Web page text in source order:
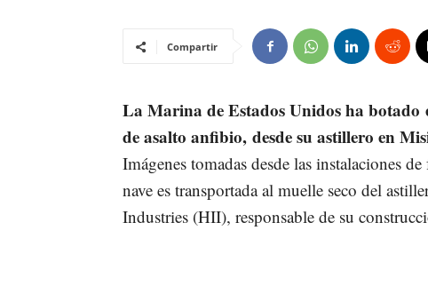
Compartir
La Marina de Estados Unidos ha
de asalto anfibio, desde su astillero en
Imágenes tomadas desde las instalaciones
nave es transportada al muelle seco del
Industries (HII), responsable de su